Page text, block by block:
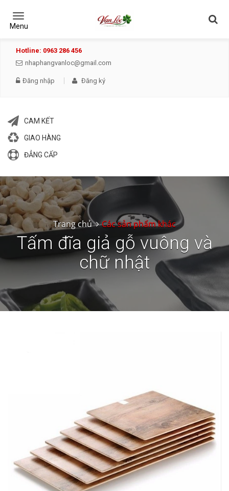
Hotline: 0963 286 456
nhaphangvanloc@gmail.com
Đăng nhập Đăng ký
CAM KẾT
GIAO HÀNG
ĐẲNG CẤP
Toggle
Menu
Trang chủ Các sản phẩm khác
Tấm đĩa giả gỗ vuông và
chữ nhật